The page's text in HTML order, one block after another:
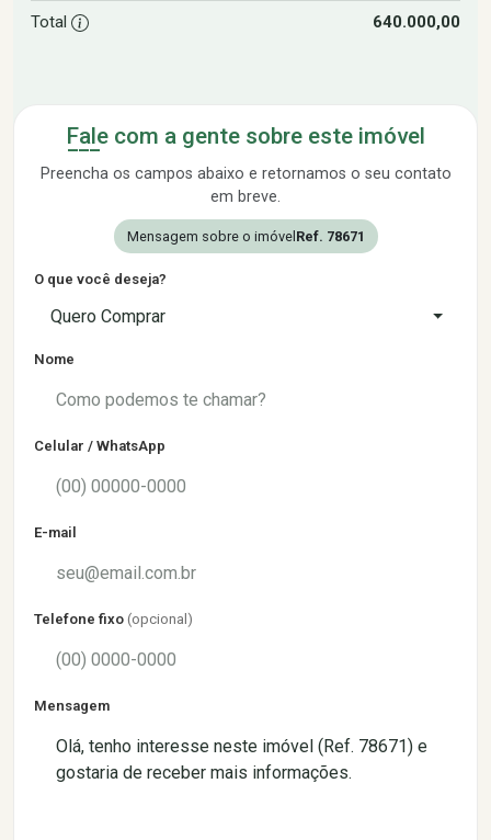
Total 640.000,00
Fale com a gente sobre este imóvel
Preencha os campos abaixo e retornamos o seu contato
em breve.
Mensagem sobre o imóvel Ref. 78671
O que você deseja?
Quero Comprar
Nome
Celular / WhatsApp
E-mail
Telefone fixo (opcional)
Mensagem